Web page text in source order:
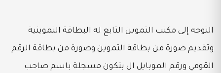
التوجه إلى مكتب التموين التابع له البطاقة التموينية
وتقديم صورة من بطاقة التموين وصورة من بطاقة الرقم
القومي ورقم الموبايل ال بتكون مسجلة باسم صاحب